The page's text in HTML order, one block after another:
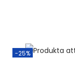
-25%